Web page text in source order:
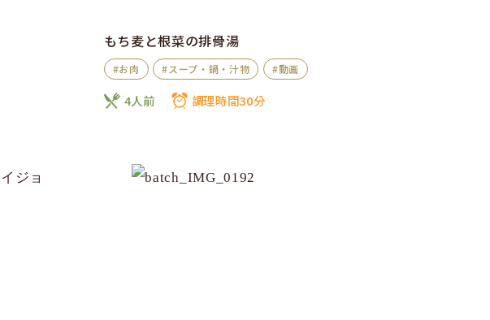
もち麦と根菜の排骨湯
#お肉 #スープ・鍋・汁物 #動画
4人前 調理時間30分